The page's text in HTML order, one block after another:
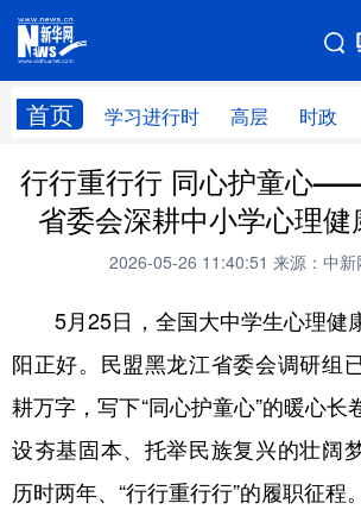
首页 学习进行时 高层 时政
网站地图
学习进行时 高层 时政
国际 财经 网评
全球连线
科技 科普 体育
健康 军事 访谈
食品 人居 信息化
行行重行行 同心护童心
省委会深耕中小学心理
2026-05-26 11:40:51 来源：中
5月25日，全国大中学生心理健
阳正好。民盟黑龙江省委会调研组
耕万字，写下“同心护童心”的暖心长
设夯基固本、托举民族复兴的壮阔
历时两年、“行行重行行”的履职征程。